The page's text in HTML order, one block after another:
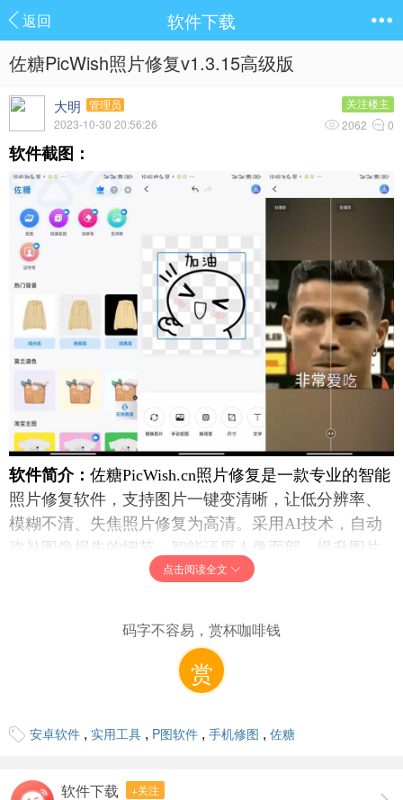
返回 软件下载
佐糖PicWish照片修复v1.3.15高级版
大明 管理员
2023-10-30 20:56:26
关注楼主
2062 0
软件截图：
软件简介： 佐糖PicWish.cn照片修复是一款专业的智能
照片修复软件，支持图片一键变清晰，让低分辨率、
模糊不清、失焦照片修复为高清。采用AI技术，自动
弥补图像损失的细节，智能还原人像面部，提升图片
画质。主要功能有人像修复、图片清晰功能、集体照
Android/HarmonyOS
蓝奏云
点击阅读全文
码字不容易，赏杯咖啡钱
赏
安卓软件 , 实用工具 , P图软件 , 手机修图 , 佐糖
软件下载
+关注